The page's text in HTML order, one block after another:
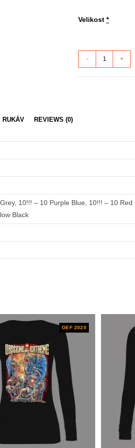
Velikost *
tričko
- +
RUKÁV REVIEWS (0)
10!!! – 10 Purple Blue, 10!!! – 10
Black
OEF 2020